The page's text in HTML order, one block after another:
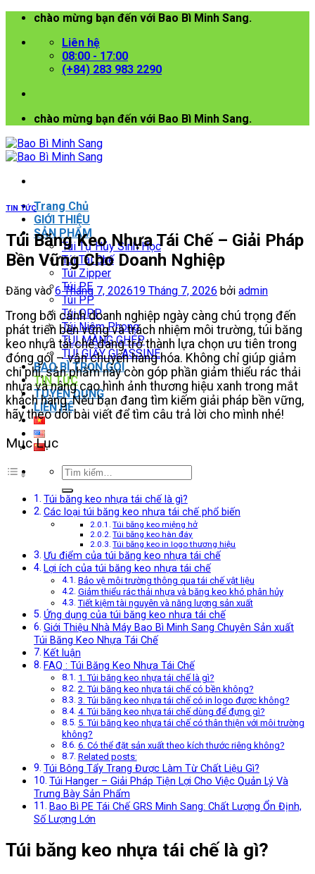
chào mừng bạn đến với Bao Bì Minh Sang.
Liên hệ
08:00 - 17:00
(+84) 283 983 2290
chào mừng bạn đến với Bao Bì Minh Sang.
Trang Chủ
GIỚI THIỆU
SẢN PHẨM
Túi Tự Hủy Sinh Học
Túi Tái Chế
Túi Zipper
Túi PE
Túi PP
Túi OPP
Túi Niêm Phong
TÚI MÀNG GHÉP
TÚI GIẤY GLASSINE
BAO BÌ TRỌN GÓI
TIN TỨC
TUYỂN DỤNG
LIÊN HỆ
Tìm
kiếm:
TIN TỨC
Túi Băng Keo Nhựa Tái Chế – Giải Pháp
Bền Vững Cho Doanh Nghiệp
Đăng vào6 Tháng 7, 202619 Tháng 7, 2026 bởi admin
Trong bối cảnh doanh nghiệp ngày càng chú trọng đến
phát triển bền vững và trách nhiệm môi trường, túi băng
keo nhựa tái chế đang trở thành lựa chọn ưu tiên trong
đóng gói – vận chuyển hàng hóa. Không chỉ giúp giảm
chi phí, sản phẩm này còn góp phần giảm thiểu rác thải
nhựa và nâng cao hình ảnh thương hiệu xanh trong mắt
khách hàng. Nếu bạn đang tìm kiếm giải pháp bền vững,
hãy theo dõi bài viết để tìm câu trả lời cho mình nhé!
Mục Lục
Túi băng keo nhựa tái chế là gì?
Các loại túi băng keo nhựa tái chế phổ biến
Túi băng keo miệng hở
Túi băng keo hàn đáy
Túi băng keo in logo thương hiệu
Ưu điểm của túi băng keo nhựa tái chế
Lợi ích của túi băng keo nhựa tái chế
Bảo vệ môi trường thông qua tái chế vật liệu
Giảm thiểu rác thải nhựa và băng keo khó phân hủy
Tiết kiệm tài nguyên và năng lượng sản xuất
Ứng dụng của túi băng keo nhựa tái chế
Giới Thiệu Nhà Máy Bao Bì Minh Sang Chuyên Sản xuất
Túi Băng Keo Nhựa Tái Chế
Kết luận
FAQ : Túi Băng Keo Nhựa Tái Chế
1. Túi băng keo nhựa tái chế là gì?
2. Túi băng keo nhựa tái chế có bền không?
3. Túi băng keo nhựa tái chế có in logo được không?
4. Túi băng keo nhựa tái chế dùng để đựng gì?
5. Túi băng keo nhựa tái chế có thân thiện với môi trường
không?
6. Có thể đặt sản xuất theo kích thước riêng không?
Related posts:
Túi Bông Tẩy Trang Được Làm Từ Chất Liệu Gì?
Túi Hanger – Giải Pháp Tiện Lợi Cho Việc Quản Lý Và
Trưng Bày Sản Phẩm
Bao Bì PE Tái Chế GRS Minh Sang: Chất Lượng Ổn Định,
Số Lượng Lớn
Túi băng keo nhựa tái chế là gì?